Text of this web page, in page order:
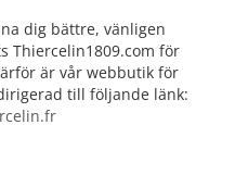
dig bättre, vänligen
Thiercelin1809.com för
är vår webbutik för
till följande länk: